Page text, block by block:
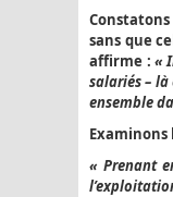
sans que
affirme :«
salariés –
ensemble
Examinons
« Prenant